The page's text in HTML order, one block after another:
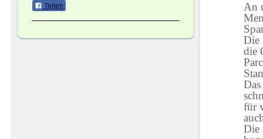
Teilen
An
Die
die
für
Die